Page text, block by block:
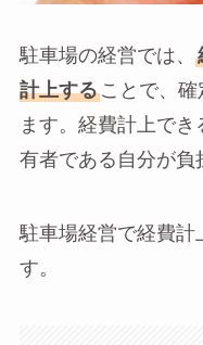
駐車場の経営では、
計上することで、確
ます。経費計上で
有者である自分が負
駐車場経営で経費計
す。